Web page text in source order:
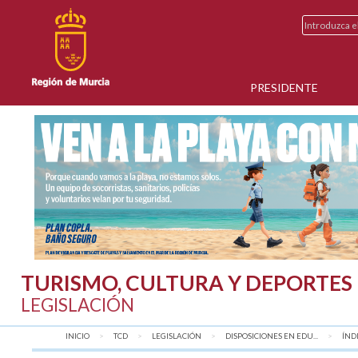
PRESIDENTE
TURISMO, CULTURA Y DEPORTES
LEGISLACIÓN
INICIO TCD LEGISLACIÓN DISPOSICIONES EN EDU...